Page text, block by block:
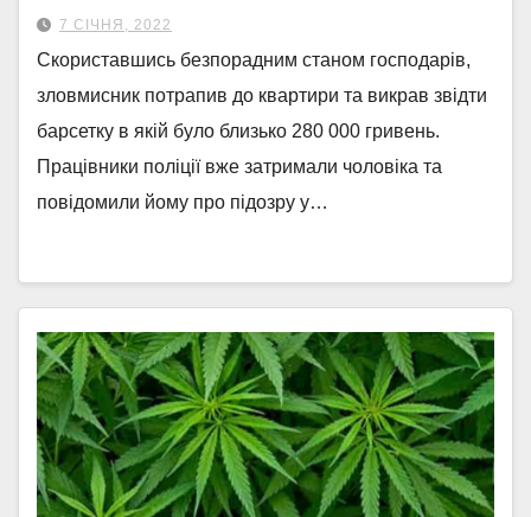
7 СІЧНЯ, 2022
Скориставшись безпорадним станом господарів,
зловмисник потрапив до квартири та викрав звідти
барсетку в якій було близько 280 000 гривень.
Працівники поліції вже затримали чоловіка та
повідомили йому про підозру у…